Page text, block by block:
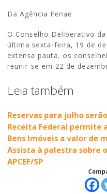
Da Agência Fenae
O Conselho Deliberativo
última sexta-feira, 19 de
extensa pauta, os
reunir-se em 22 de
Leia também
Reservas para julho
Receita Federal permite
Bens Imóveis a valor de
Assista à palestra sobre
APCEF/SP